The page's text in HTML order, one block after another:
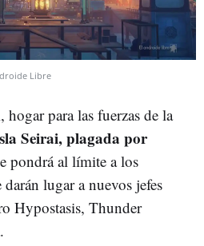
Libre
hogar para las fuerzas de la
Seirai, plagada por
pondrá al límite a los
lugar a nuevos jefes
Hypostasis, Thunder